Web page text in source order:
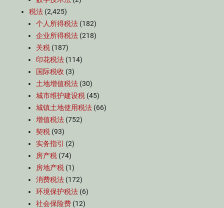
税法 (2,425)
个人所得税法 (182)
企业所得税法 (218)
关税 (187)
印花税法 (114)
国际税收 (3)
土地增值税法 (30)
城市维护建设税 (45)
城镇土地使用税法 (66)
增值税法 (752)
契税 (93)
实务指引
(2)
房产税 (74)
房地产税 (1)
消费税法 (172)
环境保护税法 (6)
社会保险费 (12)